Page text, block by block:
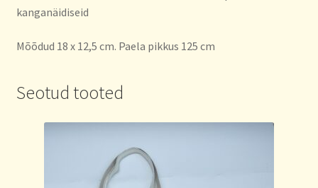
kanganäidiseid
Mõõdud 18 x 12,5 cm. Paela pikkus 125 cm
Seotud tooted